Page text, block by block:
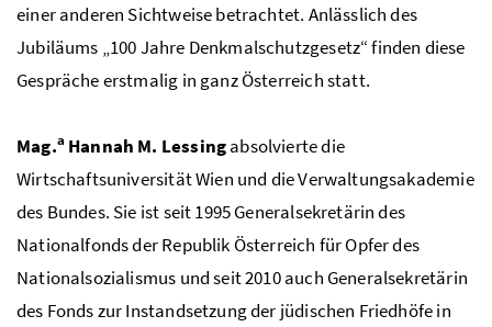
einer anderen Sichtweise betrachtet. Anlässlich des
Jubiläums „100 Jahre Denkmalschutzgesetz“ finden diese
Gespräche erstmalig in ganz Österreich statt.
Mag.a Hannah M. Lessingabsolvierte die
Wirtschaftsuniversität Wien und die Verwaltungsakademie
des Bundes. Sie ist seit 1995 Generalsekretärin des
Nationalfonds der Republik Österreich für Opfer des
Nationalsozialismus und seit 2010 auch Generalsekretärin
des Fonds zur Instandsetzung der jüdischen Friedhöfe in